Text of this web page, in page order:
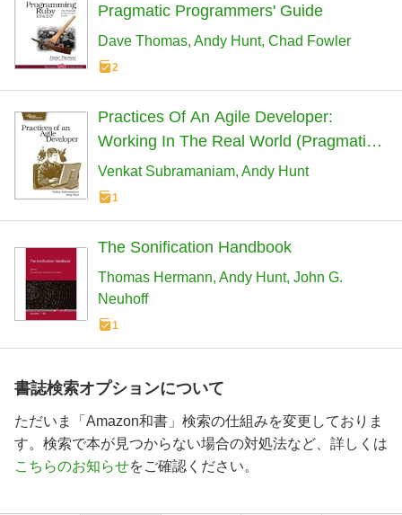
Pragmatic Programmers' Guide
Dave Thomas Andy Hunt Chad Fowler
2
Practices Of An Agile Developer:
Working In The Real World (Pragmatic
Programmers)
Venkat Subramaniam Andy Hunt
1
The Sonification Handbook
Thomas Hermann Andy Hunt John G.
Neuhoff
1
書誌検索オプションについて
ただいま「Amazon和書」検索の仕組みを変更しておりま
す。検索で本が見つからない場合の対処法など、詳しくは
こちらのお知らせをご確認ください。